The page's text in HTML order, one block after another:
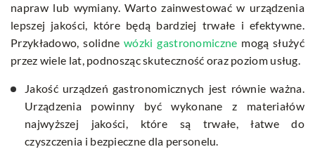
napraw lub wymiany. Warto zainwestować w urządzenia
lepszej jakości, które będą bardziej trwałe i efektywne.
Przykładowo, solidnewózki gastronomiczne mogą służyć
przez wiele lat, podnosząc skuteczność oraz poziom usług.
Jakość urządzeń gastronomicznych jest równie ważna.
Urządzenia powinny być wykonane z materiałów
najwyższej jakości, które są trwałe, łatwe do
czyszczenia i bezpieczne dla personelu.